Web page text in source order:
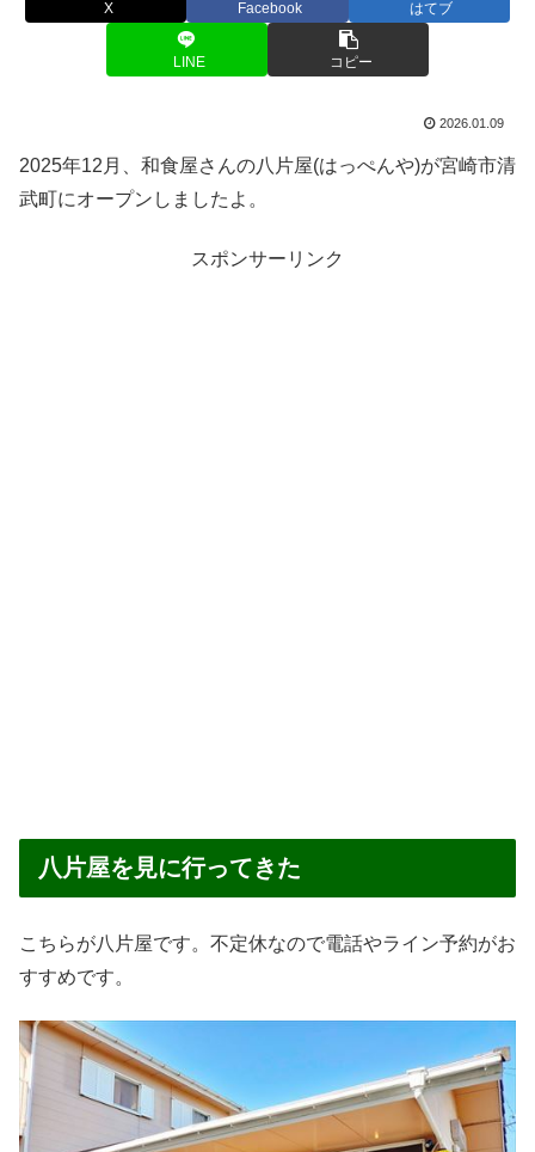
X Facebook はてブ
LINE コピー
2026.01.09
2025年12月、和食屋さんの八片屋(はっぺんや)が宮崎市清
武町にオープンしましたよ。
スポンサーリンク
八片屋を見に行ってきた
こちらが八片屋です。不定休なので電話やライン予約がお
すすめです。